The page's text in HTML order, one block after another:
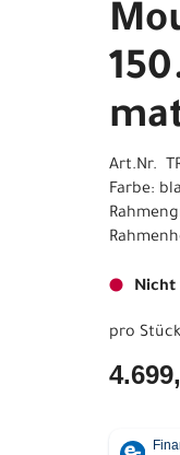
Art.Nr.
Farbe:
Nicht
pro